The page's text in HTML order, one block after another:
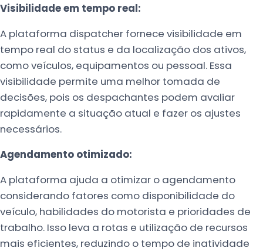
Visibilidade em tempo real:
A plataforma dispatcher fornece visibilidade em
tempo real do status e da localização dos ativos,
como veículos, equipamentos ou pessoal. Essa
visibilidade permite uma melhor tomada de
decisões, pois os despachantes podem avaliar
rapidamente a situação atual e fazer os ajustes
necessários.
Agendamento otimizado:
A plataforma ajuda a otimizar o agendamento
considerando fatores como disponibilidade do
veículo, habilidades do motorista e prioridades de
trabalho. Isso leva a rotas e utilização de recursos
mais eficientes, reduzindo o tempo de inatividade